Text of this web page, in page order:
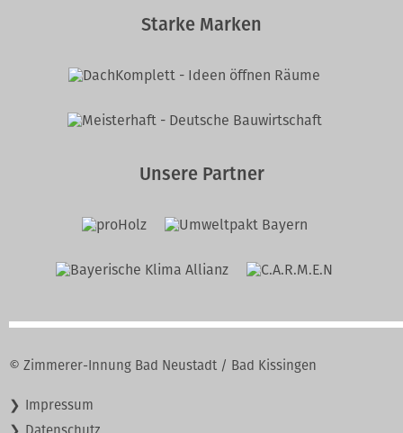
Starke Marken
Unsere Partner
© Zimmerer-Innung Bad Neustadt / Bad Kissingen
Navigation
überspringen
Impressum